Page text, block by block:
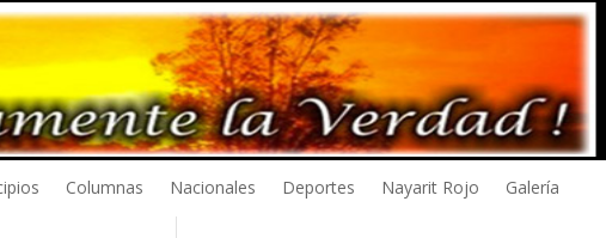
Columnas Nacionales Deportes Nayarit Rojo Galería